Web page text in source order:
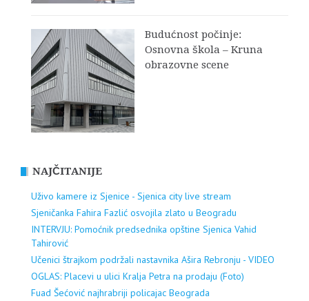
Budućnost počinje:
Osnovna škola – Kruna
obrazovne scene
NAJČITANIJE
Uživo kamere iz Sjenice - Sjenica city live stream
Sjeničanka Fahira Fazlić osvojila zlato u Beogradu
INTERVJU: Pomoćnik predsednika opštine Sjenica Vahid
Tahirović
Učenici štrajkom podržali nastavnika Ašira Rebronju - VIDEO
OGLAS: Placevi u ulici Kralja Petra na prodaju (Foto)
Fuad Šećović najhrabriji policajac Beograda